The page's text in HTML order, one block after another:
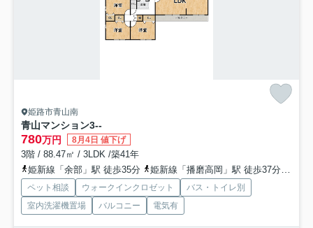
姫路市青山南
青山マンション3--
780万円 8月4日 値下げ
3階 / 88.47㎡ / 3LDK /築41年
姫新線「余部」駅 徒歩35分
姫新線「播磨高岡」駅 徒歩37分
ペット相談 ウォークインクロゼット
バス・トイレ別
室内洗濯機置場
バルコニー 電気有